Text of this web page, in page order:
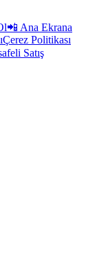
📲 Ana Ekrana
Çerez Politikası
Satış